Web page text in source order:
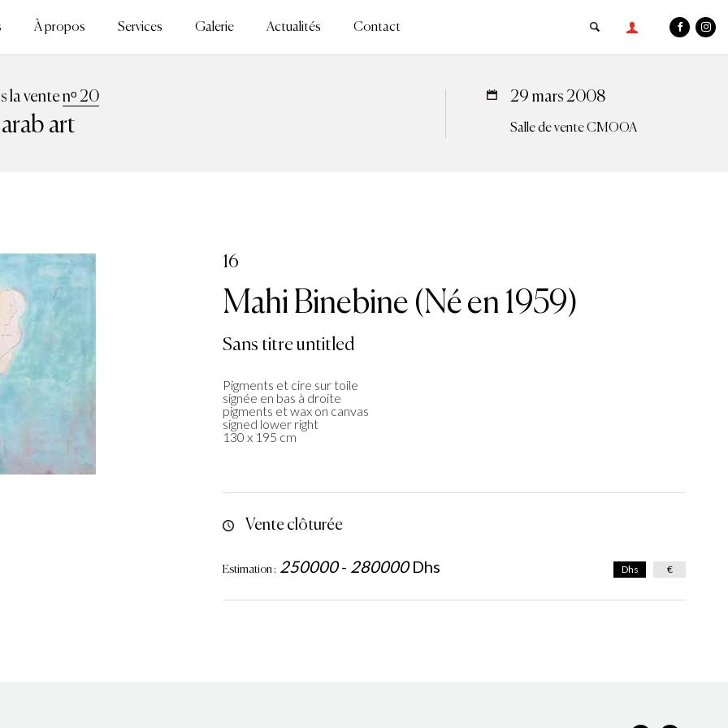
À propos Services Galerie Actualités Contact
la ventenᵒ 20
art
29 mars 2008
Salle de vente CMOOA
16
Mahi Binebine (Né en 1959)
Sans titre untitled
Pigments et cire sur toile
signée en bas à droite
pigments et wax on canvas
signed lower right
130 x 195 cm
Vente clôturée
Estimation : 250000- 280000 Dhs Dhs €